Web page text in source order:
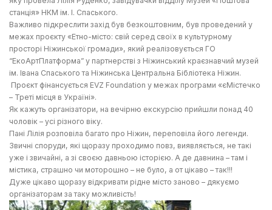
станція» НКМ ім. І. Спаського.
Важливо підкреслити захід був безкоштовним, був проведений у
межах проєкту «Етно-місто: свій серед своїх в культурному
просторі Ніжинської громади», який реалізовується ГО
“ЕкоАртПлатформа” у партнерстві з Ніжинський краєзнавчий музей
ім. Івана Спаського та Ніжинська Центральна Бібліотека Ніжин.
Проєкт фінансується EVZ Foundation у межах програми «єМістечко
– Треті місця в Україні».
Як кажуть організатори, на вечірню екскурсію прийшли понад 40
чоловік – усі різного віку.
Пані Лілія розповіла багато про Ніжин, переповіла його легенди.
Звичні споруди, які щоразу проходимо повз, виявляється, не такі
уже і звичайні, а зі своєю давньою історією. А де давнина – там і
містика, страшно чи моторошно – не було, а от цікаво – так!!!
Дуже цікаво щоразу відкривати рідне місто заново – дякуємо
організаторам за таку можливість!